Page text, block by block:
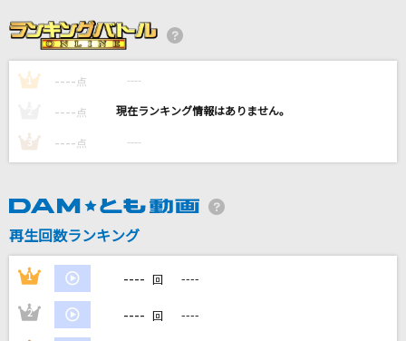
TRY ME ～私を信じて～
安室奈美恵with SUPER MONKEY'S
ミュウ(CV:高橋李依)
コブクロ
Story
AI
恋慕岬～佐用姫伝説より
1 ---- 点 ----
---- 点 ----
3 ---- 点 ----
再生回数ランキング
1 ---- 回 ----
2 ---- 回 ----